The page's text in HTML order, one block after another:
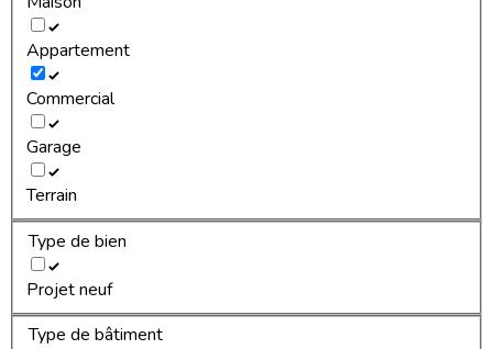
Appartement
Commercial
Garage
Terrain
Type de bien
Projet neuf
Type de bâtiment